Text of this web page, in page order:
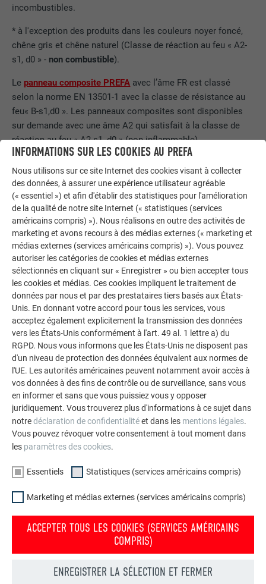
incombustibles.
* à l'exception des produits dans les couleurs noyer foncé,
chêne gris et chêne naturel (Classe de réaction au feu « A2-
s1, d0 » - non combustible).
Le panneau composite PREFA avec l’âme FR est classé
selon la norme EN 13501-1 avec la classe de résistance au
feu« B-s1,d0 ». Les panneaux composites sont disponibles
sur demande avec une âme A2 qui satisfait à la classe de
réaction au feu « A2-s1, d0 » (non inflammable)
conformément à la norme EN 13501-1. Ces panneaux
conviennent donc parfaitement à l’habillage d’immeubles
(bâtiments avec un niveau d’évacuation supérieur à 22 m).
Tous les produits de façade ont obtenus avec succès les
homologations systèmes selon la norme ÖNORM B 3800-5
(demandé dans la ligne directrice OIB 2)
Les produits de toiture PREFA (petit format et PREFALZ )
sont équivalents aux matériaux mentionnés conformément
à la norme EN 13501-5 "sans tester".
Commander gratuitement des prospectus
Toiture, façade, solaire, gouttières et protection contre les
crues – avec les produits PREFA en aluminium, votre maison
est non seulement jolie, mais aussi bien protégée !
INFORMATIONS SUR LES COOKIES AU PREFA
Nous utilisons sur ce site Internet des cookies visant à collecter
des données, à assurer une expérience utilisateur agréable
(« essentiel ») et afin d'établir des statistiques pour l'amélioration
de la qualité de notre site Internet (« statistiques (services
américains compris) »). Nous réalisons en outre des activités de
marketing et avons recours à des médias externes (« marketing et
médias externes (services américains compris) »). Vous pouvez
autoriser les catégories de cookies et médias externes
sélectionnés en cliquant sur « Enregistrer » ou bien accepter tous
les cookies et médias. Ces cookies impliquent le traitement de
données par nous et par des prestataires tiers basés aux États-
Unis. En donnant votre accord pour tous les services, vous
acceptez également explicitement la transmission des données
vers les États-Unis conformément à l'art. 49 al. 1 lettre a) du
RGPD. Nous vous informons que les États-Unis ne disposent pas
d'un niveau de protection des données équivalent aux normes de
l'UE. Les autorités américaines peuvent notamment avoir accès à
vos données à des fins de contrôle ou de surveillance, sans vous
en informer et sans que vous puissiez vous y opposer
juridiquement. Vous trouverez plus d'informations à ce sujet dans
notredéclaration de confidentialitéet dans les mentions légales.
Vous pouvez révoquer votre consentement à tout moment dans
les paramètres des cookies.
Essentiels Statistiques (services américains compris)
Marketing et médias externes (services américains compris)
ACCEPTER TOUS LES COOKIES (SERVICES AMÉRICAINS
COMPRIS)
ENREGISTRER LA SÉLECTION ET FERMER